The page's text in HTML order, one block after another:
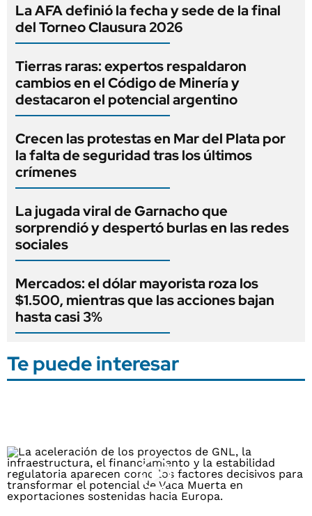
La AFA definió la fecha y sede de la final
del Torneo Clausura 2026
Tierras raras: expertos respaldaron
cambios en el Código de Minería y
destacaron el potencial argentino
Crecen las protestas en Mar del Plata por
la falta de seguridad tras los últimos
crímenes
La jugada viral de Garnacho que
sorprendió y despertó burlas en las redes
sociales
Mercados: el dólar mayorista roza los
$1.500, mientras que las acciones bajan
hasta casi 3%
Te puede interesar